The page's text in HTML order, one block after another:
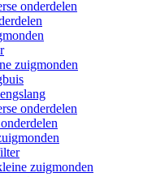
onderdelen
zuigmonden
onderdelen
zuigmonden